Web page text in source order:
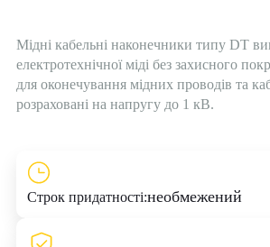
Мідні кабельні наконечники типу DT
електротехнічної міді без захисного
для оконечування мідних проводів та
розраховані на напругу до 1 кВ.
Строк придатності:необмежений